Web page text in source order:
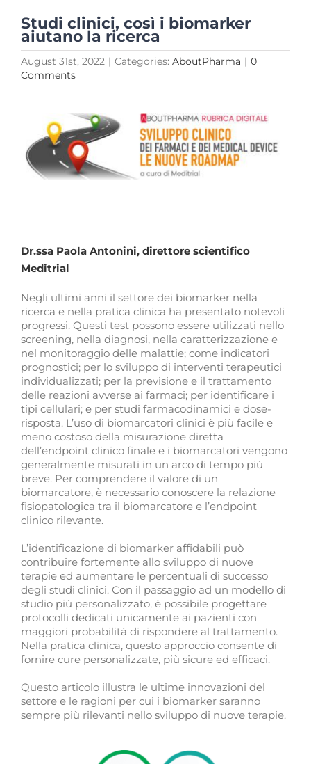
Studi clinici, così i biomarker
aiutano la ricerca
August 31st, 2022 | Categories: AboutPharma | 0
Comments
Dr.ssa Paola Antonini, direttore scientifico
Meditrial
Negli ultimi anni il settore dei biomarker nella
ricerca e nella pratica clinica ha presentato notevoli
progressi. Questi test possono essere utilizzati nello
screening, nella diagnosi, nella caratterizzazione e
nel monitoraggio delle malattie; come indicatori
prognostici; per lo sviluppo di interventi terapeutici
individualizzati; per la previsione e il trattamento
delle reazioni avverse ai farmaci; per identificare i
tipi cellulari; e per studi farmacodinamici e dose-
risposta. L’uso di biomarcatori clinici è più facile e
meno costoso della misurazione diretta
dell’endpoint clinico finale e i biomarcatori vengono
generalmente misurati in un arco di tempo più
breve. Per comprendere il valore di un
biomarcatore, è necessario conoscere la relazione
fisiopatologica tra il biomarcatore e l’endpoint
clinico rilevante.
L’identificazione di biomarker affidabili può
contribuire fortemente allo sviluppo di nuove
terapie ed aumentare le percentuali di successo
degli studi clinici. Con il passaggio ad un modello di
studio più personalizzato, è possibile progettare
protocolli dedicati unicamente ai pazienti con
maggiori probabilità di rispondere al trattamento.
Nella pratica clinica, questo approccio consente di
fornire cure personalizzate, più sicure ed efficaci.
Questo articolo illustra le ultime innovazioni del
settore e le ragioni per cui i biomarker saranno
sempre più rilevanti nello sviluppo di nuove terapie.